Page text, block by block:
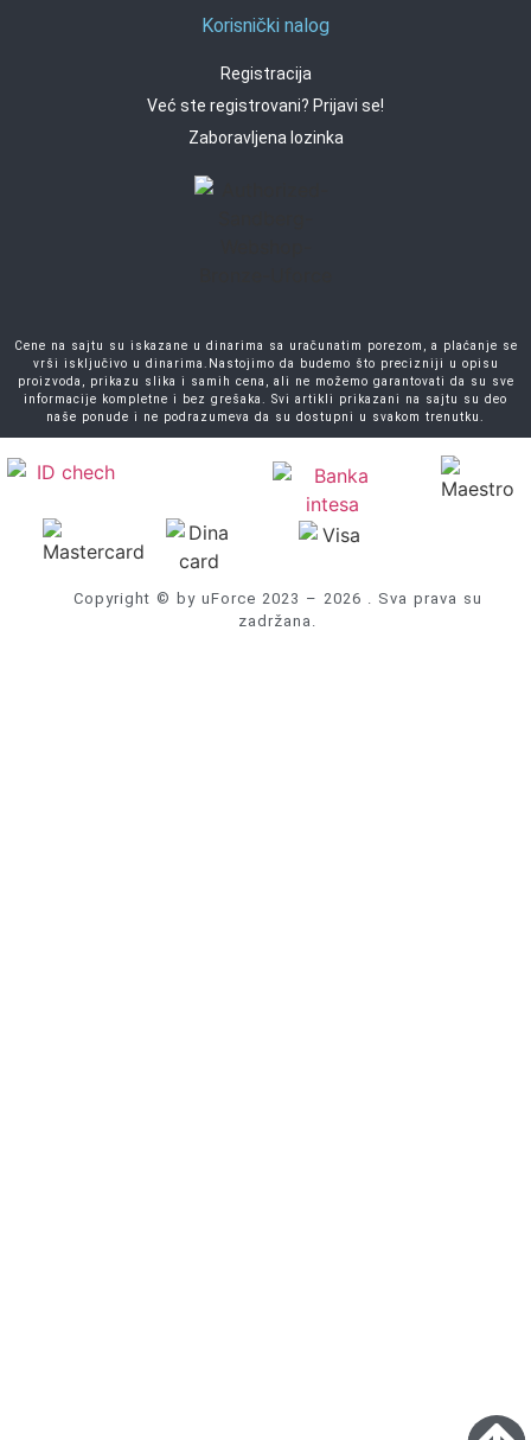
Korisnički nalog
Registracija
Već ste registrovani? Prijavi se!
Zaboravljena lozinka
Cene na sajtu su iskazane u dinarima sa uračunatim porezom, a plaćanje se
vrši isključivo u dinarima.Nastojimo da budemo što precizniji u opisu
proizvoda, prikazu slika i samih cena, ali ne možemo garantovati da su sve
informacije kompletne i bez grešaka. Svi artikli prikazani na sajtu su deo
naše ponude i ne podrazumeva da su dostupni u svakom trenutku.
Copyright © by uForce 2023 – 2026 . Sva prava su
zadržana.